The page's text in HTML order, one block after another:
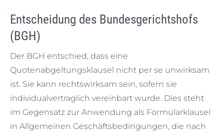
Entscheidung des Bundesgerichtshofs
(BGH)
Der BGH entschied, dass eine
Quotenabgeltungsklausel nicht per se unwirksam
ist. Sie kann rechtswirksam sein, sofern sie
individualvertraglich vereinbart wurde. Dies steht
im Gegensatz zur Anwendung als Formularklausel
in Allgemeinen Geschäftsbedingungen, die nach